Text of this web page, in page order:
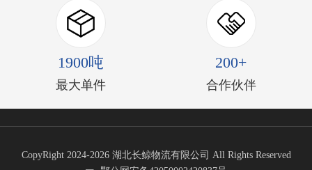
1900吨
最大单件
200+
合作伙伴
CopyRight 2024-2026 湖北长鲸物流有限公司 All Rights Reserved